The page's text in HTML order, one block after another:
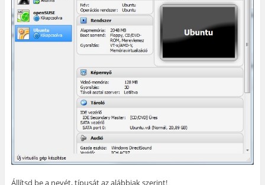
Állítsd be a nevét, típusát az alábbiak szerint!